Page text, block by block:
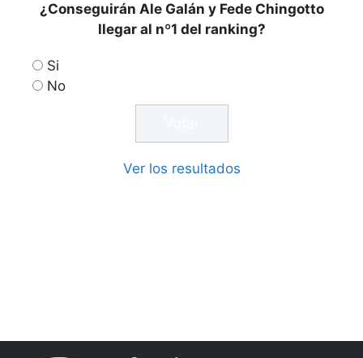
¿Conseguirán Ale Galán y Fede Chingotto
llegar al nº1 del ranking?
Si
No
Ver los resultados